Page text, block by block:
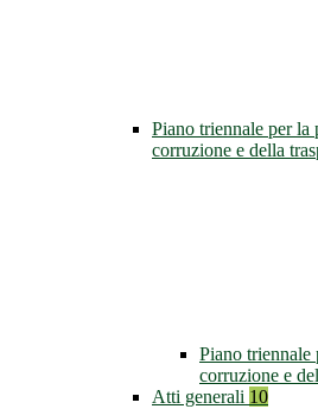
Piano triennale per la
corruzione e della
Piano triennale
corruzione e
Atti generali 10